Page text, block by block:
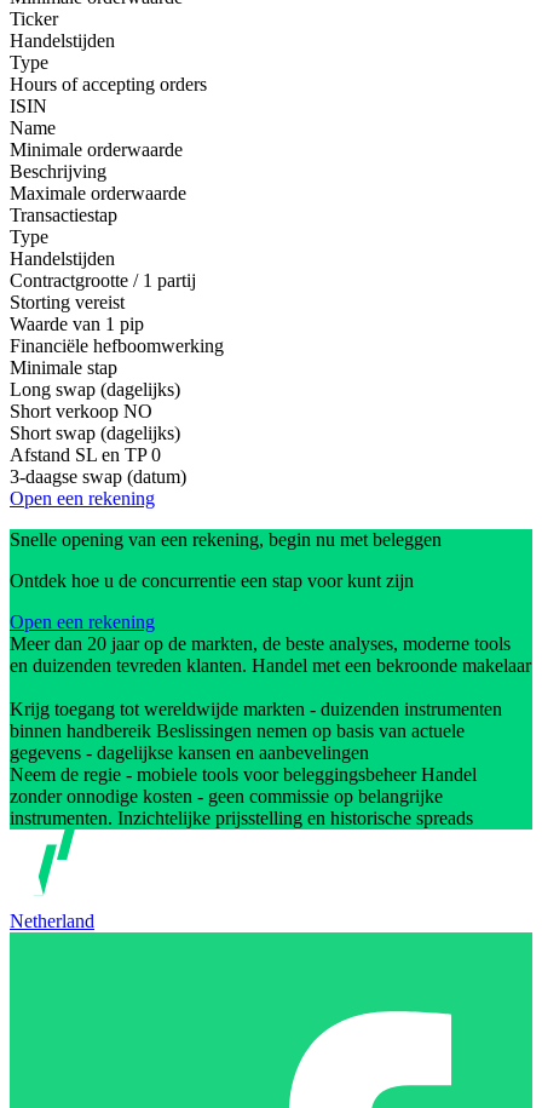
Ticker
Handelstijden
Type
Hours of accepting orders
ISIN
Name
Minimale orderwaarde
Beschrijving
Maximale orderwaarde
Transactiestap
Type
Handelstijden
Contractgrootte / 1 partij
Storting vereist
Waarde van 1 pip
Financiële hefboomwerking
Minimale stap
Long swap (dagelijks)
Short verkoop NO
Short swap (dagelijks)
Afstand SL en TP 0
3-daagse swap (datum)
Open een rekening
Snelle opening van een rekening, begin nu met beleggen
Ontdek hoe u de concurrentie een stap voor kunt zijn
Open een rekening
Meer dan 20 jaar op de markten, de beste analyses, moderne tools
en duizenden tevreden klanten. Handel met een bekroonde makelaar
Krijg toegang tot wereldwijde markten - duizenden instrumenten
binnen handbereik Beslissingen nemen op basis van actuele
gegevens - dagelijkse kansen en aanbevelingen
Neem de regie - mobiele tools voor beleggingsbeheer Handel
zonder onnodige kosten - geen commissie op belangrijke
instrumenten. Inzichtelijke prijsstelling en historische spreads
Netherland